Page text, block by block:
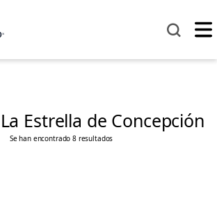
La Estrella de Concepción
Se han encontrado 8 resultados